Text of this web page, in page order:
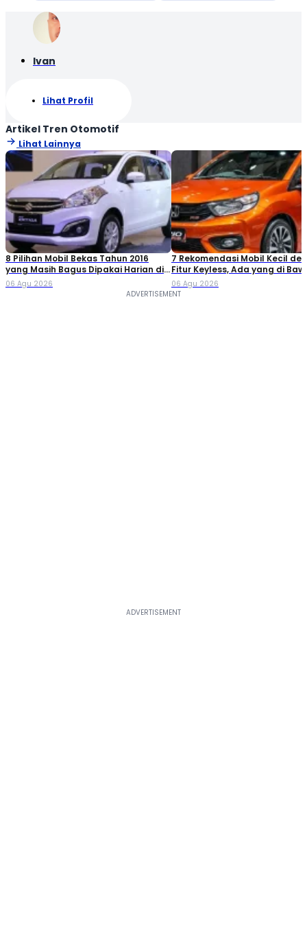
Ivan
Lihat Profil
Artikel Tren Otomotif
Lihat Lainnya
8 Pilihan Mobil Bekas Tahun 2016
yang Masih Bagus Dipakai Harian di
2026
06 Agu 2026
7 Rekomendasi Mobil Kecil
Fitur Keyless, Ada yang di
Rp80 Juta!
06 Agu 2026